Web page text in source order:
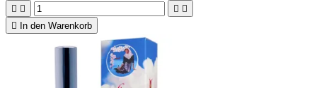
   
 In den Warenkorb